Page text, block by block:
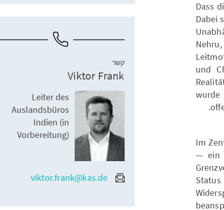
Dass
Dabei
und
Im
— ein
קשר
Viktor Frank
Leiter des
Auslandsbüros
Indien (in
Vorbereitung)
viktor.frank@kas.de